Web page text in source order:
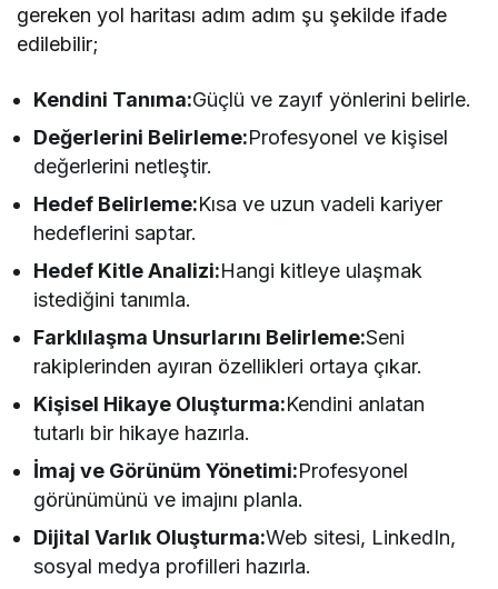
gereken yol haritası adım adım şu şekilde ifade
edilebilir;
Kendini Tanıma:Güçlü ve zayıf yönlerini belirle.
Değerlerini Belirleme:Profesyonel ve kişisel
değerlerini netleştir.
Hedef Belirleme:Kısa ve uzun vadeli kariyer
hedeflerini saptar.
Hedef Kitle Analizi:Hangi kitleye ulaşmak
istediğini tanımla.
Farklılaşma Unsurlarını Belirleme:Seni
rakiplerinden ayıran özellikleri ortaya çıkar.
Kişisel Hikaye Oluşturma:Kendini anlatan
tutarlı bir hikaye hazırla.
İmaj ve Görünüm Yönetimi:Profesyonel
görünümünü ve imajını planla.
Dijital Varlık Oluşturma:Web sitesi, LinkedIn,
sosyal medya profilleri hazırla.